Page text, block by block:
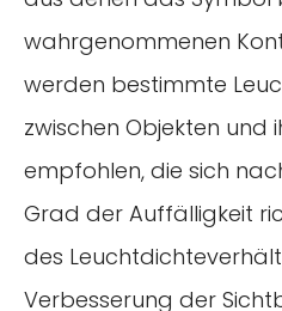
wahrgenommenen
werden bestimmte
zwischen Objekten und
empfohlen, die sich
Grad der Auffälligkeit
des
Verbesserung der